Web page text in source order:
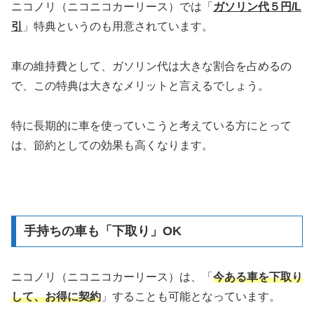
ニコノリ（ニコニコカーリース）では「 ガソリン代５円/L
引
」特典というのも用意されています。
車の維持費として、ガソリン代は大きな割合を占めるの
で、この特典は大きなメリットと言えるでしょう。
特に長期的に車を使っていこうと考えている方にとって
は、節約としての効果も高くなります。
手持ちの車も「下取り」OK
ニコノリ（ニコニコカーリース）は、「 今ある車を下取り
して、お得に契約 」することも可能となっています。